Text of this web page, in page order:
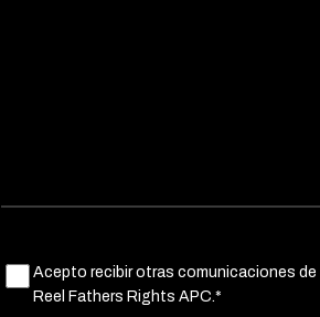
Untitled(Obligatorio)
Acepto recibir otras comunicaciones de
Reel Fathers Rights APC.*